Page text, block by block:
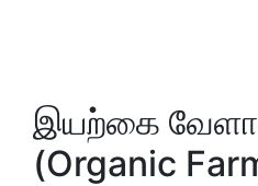
இயற்கை
(Organic